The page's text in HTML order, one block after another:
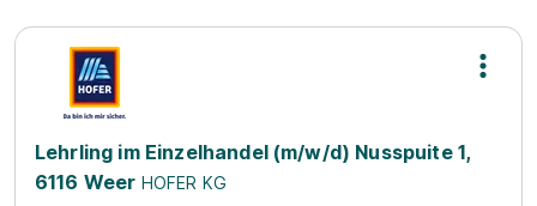
Lehrling im Einzelhandel (m/w/d) Nusspuite 1,
6116 Weer HOFER KG